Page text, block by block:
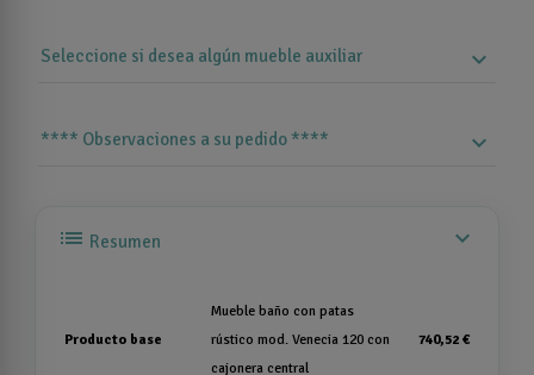
Seleccione si desea algún mueble auxiliar expand_more
**** Observaciones a su pedido **** expand_more
list Resumen expand_more
Producto base
Mueble baño con patas
rústico mod. Venecia 120 con
cajonera central
740,52 €